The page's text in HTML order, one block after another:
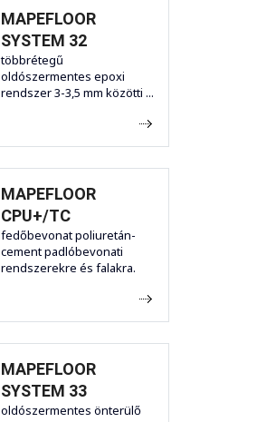
MAPEFLOOR
SYSTEM 32
többrétegű
oldószermentes epoxi
rendszer 3-3,5 mm közötti ...
MAPEFLOOR
CPU+/TC
fedőbevonat poliuretán-
cement padlóbevonati
rendszerekre és falakra.
MAPEFLOOR
SYSTEM 33
oldószermentes önterülő